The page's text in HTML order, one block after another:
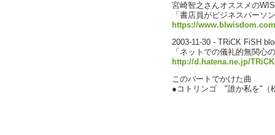
宮崎智之さんオススメの
「書店員がビジネスパーソ
https://
2003-11-30 - TRiCK FiSH
「ネットでの儀礼的無関心
http://d.hatena.ne.jp/
このパートでかけた曲
●コトリンゴ "誰か私を"（